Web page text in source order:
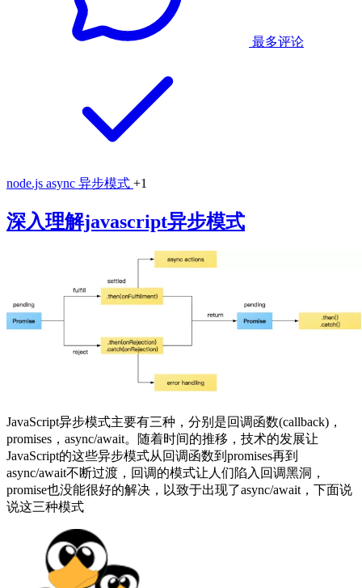
最多评论
node.js async 异步模式 +1
深入理解javascript异步模式
JavaScript异步模式主要有三种，分别是回调函数(callback)，
promises，async/await。随着时间的推移，技术的发展让
JavaScript的这些异步模式从回调函数到promises再到
async/await不断过渡，回调的模式让人们陷入回调黑洞，
promise也没能很好的解决，以致于出现了async/await，下面说
说这三种模式